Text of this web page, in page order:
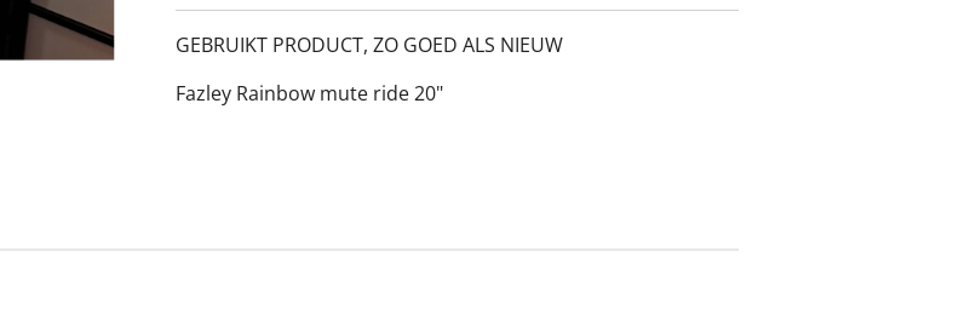
GEBRUIKT PRODUCT, ZO GOED ALS NIEUW
Fazley Rainbow mute ride 20"